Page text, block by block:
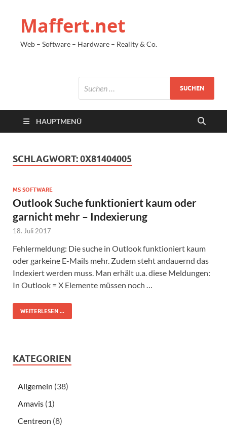
Maffert.net
Web – Software – Hardware – Reality & Co.
HAUPTMENÜ
SCHLAGWORT:0X81404005
MS SOFTWARE
Outlook Suche funktioniert kaum oder
garnicht mehr – Indexierung
18. Juli 2017
Fehlermeldung: Die suche in Outlook funktioniert kaum
oder garkeine E-Mails mehr. Zudem steht andauernd das
Indexiert werden muss. Man erhält u.a. diese Meldungen:
In Outlook = X Elemente müssen noch …
WEITERLESEN ...
KATEGORIEN
Allgemein (38)
Amavis (1)
Centreon (8)